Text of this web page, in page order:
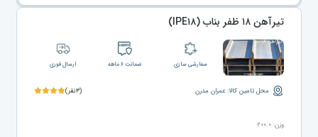
تیرآهن ۱۸ ظفر بناب (IPE۱۸)
سفارشی سازی ضمانت ۶ ماهه ارسال فوری
محل تامین کالا: عمران مدرن (۳نفر)
وزن: ۲۰۰.۰